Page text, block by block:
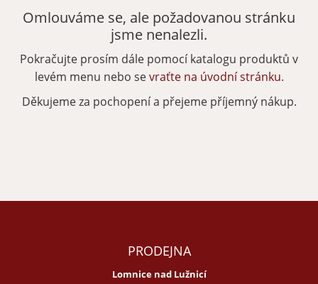
Přihlásit
Zapomenuté heslo Nová registrace
Omlouváme se, ale požadovanou stránku
jsme nenalezli.
Pokračujte prosím dále pomocí katalogu produktů v
levém menu nebo sevraťte na úvodní stránku.
Děkujeme za pochopení a přejeme příjemný nákup.
PRODEJNA
Lomnice nad Lužnicí